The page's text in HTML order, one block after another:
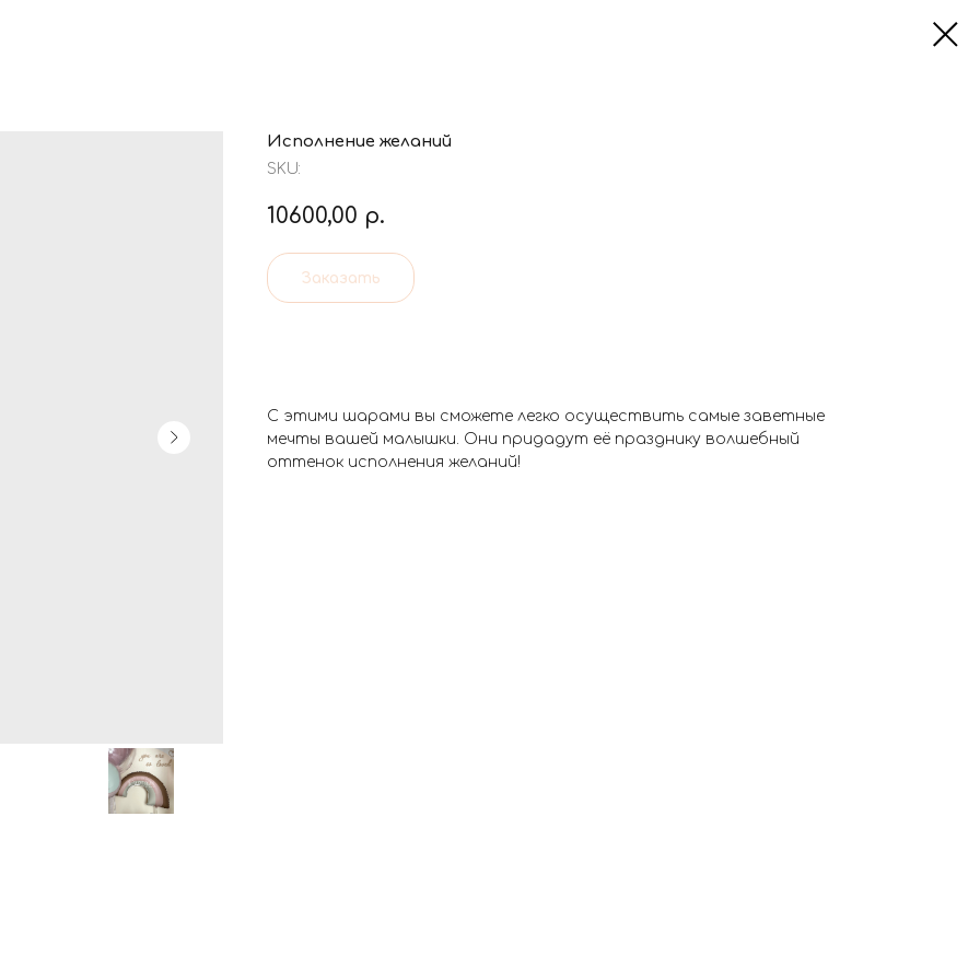
Исполнение желаний
SKU:
10600,00 р.
Заказать
С этими шарами вы сможете легко осуществить самые заветные
мечты вашей малышки. Они придадут её празднику волшебный
оттенок исполнения желаний!